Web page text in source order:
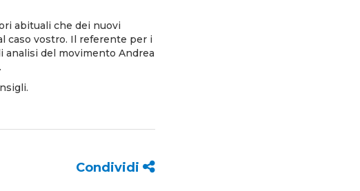
abituali che dei nuovi
caso vostro. Il referente per i
del movimento Andrea
Condividi